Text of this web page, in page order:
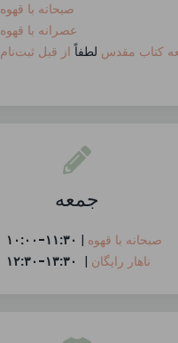
صبحانه با قهوه
عصرانه با قهوه
کتاب مقدس لطفاً از قبل ثبت‌نام
جمعه
۱۰:۰۰-۱۱:۳۰ |
۱۲:۳۰-۱۳:۳۰ | ناهار رایگان